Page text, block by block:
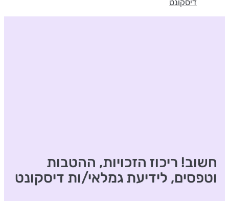
דיסקונט
חשוב! ריכוז הזכויות, ההטבות
וטפסים, לידיעת גמלאי/ות דיסקונט